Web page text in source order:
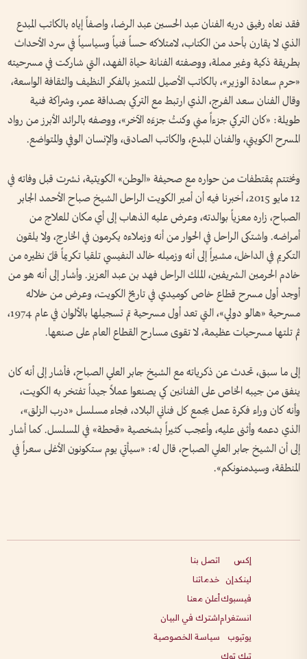
فقد نعاه رفيق دربه الفنان عبد الحسين عبد الرضا، واصفاً إياه بالكاتب المبدع
الذي لا يقارن بأحد من الكتاب، لامتلاكه حساً فنياً وسياسياً في سرد الأحداث
بطريقة ذكية وغير مملة، ووصفته الفنانة حياة الفهد، التي شاركت في مسرحيته
«حرم سعادة الوزير»، بالكاتب الأصيل المتميز بالفكر النظيف والثقافة الواسعة،
وقال الفنان سعد الفرج، الذي ارتبط مع التركي بصداقة عمر، وشراكة فنية
طويلة: «كان التركي جزءاً مني وكنتُ جزءَه الآخر»، ووصفه بالرائد الأبرز من رواد
المسرح الكويتي، والفنان المبدع، والكاتب الصادق، والإنسان الوفي والمتواضع.
ونختتم بمقتطفات من حواره مع صحيفة «الوطن» الكويتية، نشرت قبل وفاته في
12 مايو 2015، أخبرنا فيه أن أمير الكويت الراحل الشيخ صباح الأحمد الجابر
الصباح، زاره معزياً بوالدته، وعرض عليه الذهاب إلى أي مكان للعلاج من
أمراضه. واشتكى الراحل في الحوار من أنه وزملاءه يكرمون في الخارج، ولا يلقون
التكريم في الداخل، مشيراً إلى أنه وزميله خالد النفيسي تلقيا تكريماً قلّ نظيره من
خادم الحرمين الشريفين، الملك الراحل فهد بن عبد العزيز. وأشار إلى أنه هو من
أوجد أول مسرح قطاع خاص كوميدي في تاريخ الكويت، وعرض من خلاله
مسرحية «هالو دولي»، التي تعد أول مسرحية تم تسجيلها بالألوان في عام 1974،
ثم تلتها مسرحيات عظيمة، لا تقوى مسارح القطاع العام على صنعها.
إلى ما سبق، تحدث عن ذكرياته مع الشيخ جابر العلي الصباح، فأشار إلى أنه كان
ينفق من جيبه الخاص على الفنانين كي يصنعوا عملاً جيداً تفتخر به الكويت،
وأنه كان وراء فكرة عمل يجمع كل فناني البلاد، فجاء مسلسل «درب الزلق»،
الذي دعمه وأثنى عليه، وأعجب كثيراً بشخصية «قحطة» في المسلسل. كما أشار
إلى أن الشيخ جابر العلي الصباح، قال له: «سيأتي يوم ستكونون الأغلى سعراً في
المنطقة، وسيدمنونكم».
إكس
لينكدإن
فيسبوك
انستغرام
يوتيوب
تيك توك
اتصل بنا
خدماتنا
أعلن معنا
اشترك في البيان
سياسة الخصوصية